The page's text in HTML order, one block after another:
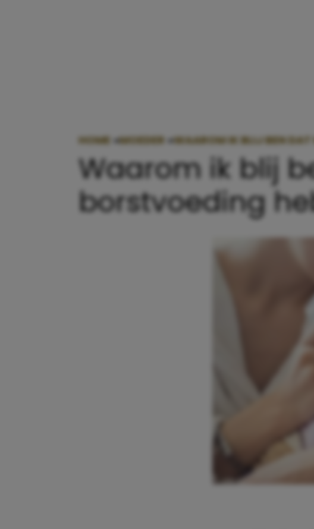
HOME »MOEDER »WAAROM IK BLIJ BEN DAT
Waarom ik blij
borstvoeding